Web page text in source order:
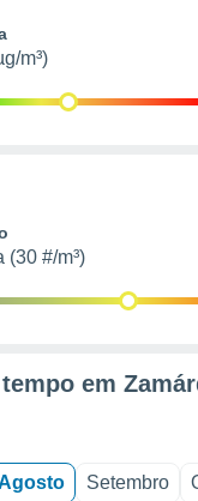
m³)
(30 #/m³)
em
Setembro